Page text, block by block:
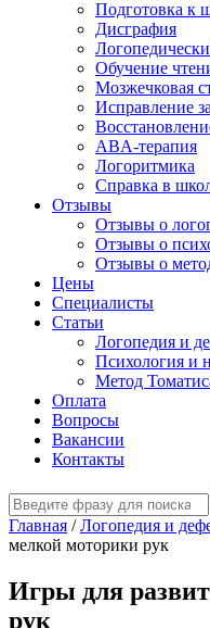
Подготовка к
Дисграфия
Обучение
Мозжечковая
Исправление
ABA-терапия
Логоритмика
Справка в
Отзывы
Отзывы о
Отзывы о
Отзывы о
Цены
Специалисты
Статьи
Логопедия и
Психология и
Метод
Оплата
Вопросы
Вакансии
Контакты
Главная / Логопедия и
мелкой моторики рук
Игры для
рук